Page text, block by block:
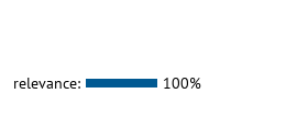
relevance: 100%